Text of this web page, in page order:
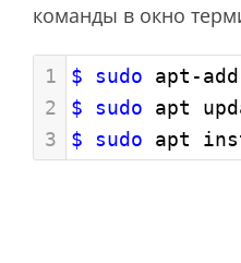
команды в окно
1 $ sudo apt-
2
$ sudo apt
3
$ sudo apt